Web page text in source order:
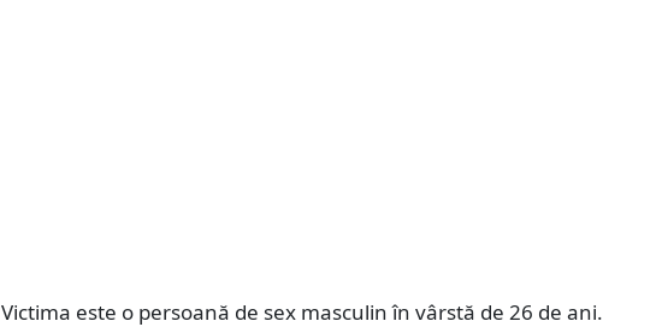
Victima este o persoană de sex masculin în vârstă de 26 de ani.